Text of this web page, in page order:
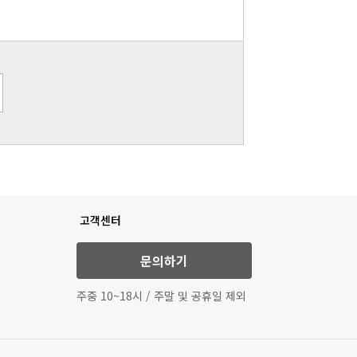
고객센터
문의하기
주중 10~18시 / 주말 및 공휴일 제외